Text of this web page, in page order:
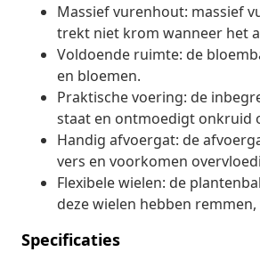
Massief vurenhout: massief
trekt niet krom wanneer het
Voldoende ruimte: de
en bloemen.
Praktische voering: de
staat en ontmoedigt onkruid
Handig afvoergat: de
vers en voorkomen
Flexibele wielen: de
deze wielen hebben
Specificaties